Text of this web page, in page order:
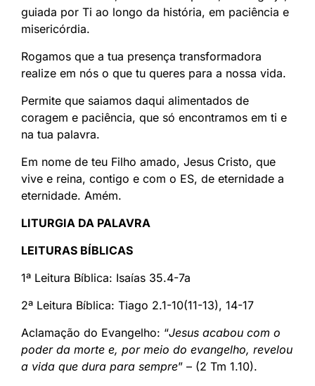
guiada por Ti ao longo da história, em paciência e
misericórdia.
Rogamos que a tua presença transformadora
realize em nós o que tu queres para a nossa vida.
Permite que saiamos daqui alimentados de
coragem e paciência, que só encontramos em ti e
na tua palavra.
Em nome de teu Filho amado, Jesus Cristo, que
vive e reina, contigo e com o ES, de eternidade a
eternidade. Amém.
LITURGIA DA PALAVRA
LEITURAS BÍBLICAS
1ª Leitura Bíblica: Isaías 35.4-7a
2ª Leitura Bíblica: Tiago 2.1-10(11-13), 14-17
Aclamação do Evangelho: “Jesus acabou com o
poder da morte e, por meio do evangelho, revelou
a vida que dura para sempre” – (2 Tm 1.10).